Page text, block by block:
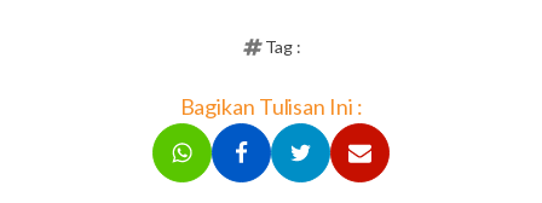
Tag :
Bagikan Tulisan Ini :